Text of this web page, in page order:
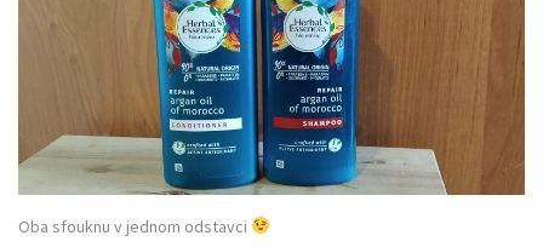
Oba sfouknu v jednom odstavci